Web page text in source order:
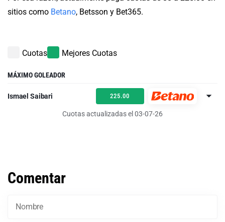
sitios como Betano, Betsson y Bet365.
Cuotas Mejores Cuotas
MÁXIMO GOLEADOR
Ismael Saibari 225.00
Cuotas actualizadas el 03-07-26
Comentar